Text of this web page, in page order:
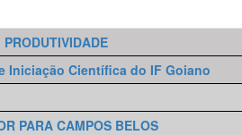
Iniciação Científica do IF Goiano
PARA CAMPOS BELOS